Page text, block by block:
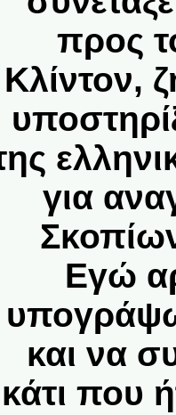
προς
Κλίντον,
για
Εγώ
και να
κάτι που